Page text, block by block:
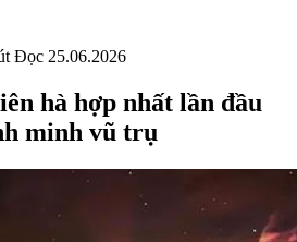
Đọc 25.06.2026
hà hợp nhất lần đầu
minh vũ trụ